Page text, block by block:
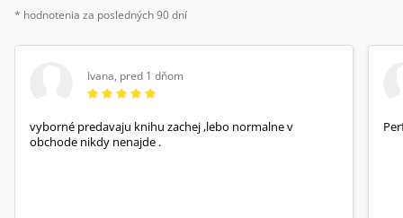
* hodnotenia za posledných 90 dní
Ivana, pred 1 dňom
vyborné predavaju knihu zachej ,lebo normalne v
obchode nikdy nenajde .